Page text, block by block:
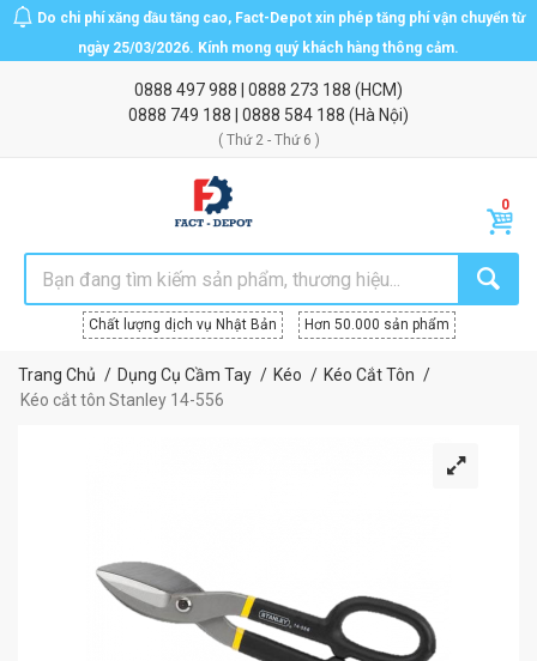
Do chi phí xăng dầu tăng cao, Fact-Depot xin phép tăng phí vận chuyển từ
ngày 25/03/2026. Kính mong quý khách hàng thông cảm.
0888 497 988 0888 273 188 (HCM)
0888 749 188
0888 584 188 (Hà Nội)
( Thứ 2 - Thứ 6 )
Chất lượng dịch vụ Nhật Bản Hơn 50.000 sản phẩm
Trang Chủ Dụng Cụ Cầm Tay Kéo
Kéo Cắt Tôn
Kéo cắt tôn Stanley 14-556